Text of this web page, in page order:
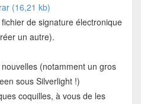
(16,21 kb)
de signature électronique
un autre).
(notamment un gros
sous Silverlight !)
coquilles, à vous de les